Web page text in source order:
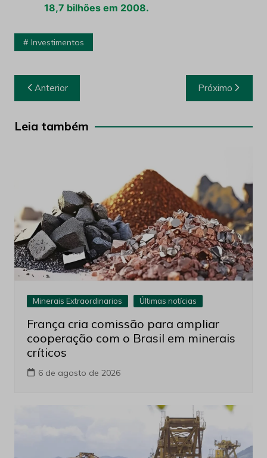
18,7 bilhões em 2008.
Investimentos
Navegação
de
Post
Anterior Próximo
Leia também
Minerais Extraordinarios Últimas notícias
França cria comissão para ampliar
cooperação com o Brasil em minerais
críticos
6 de agosto de 2026